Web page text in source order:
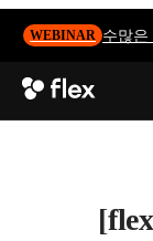
WEBINAR 수많은